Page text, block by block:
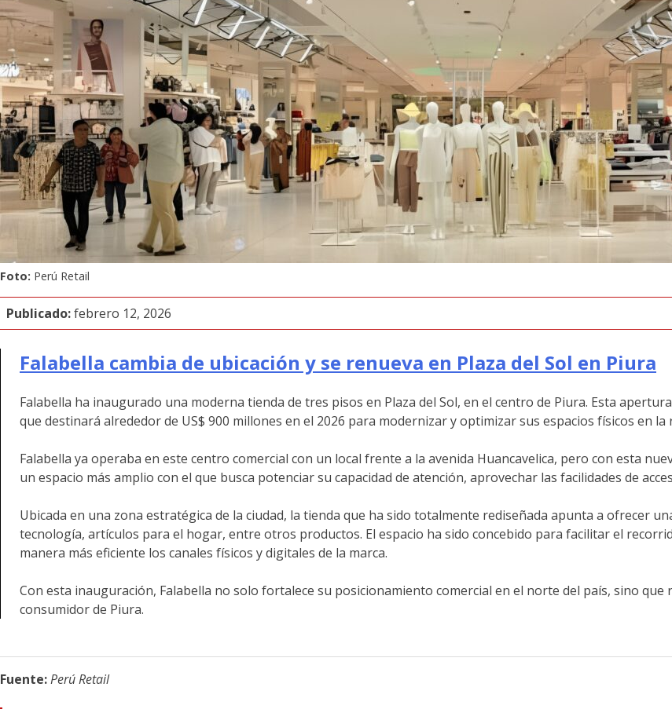
Foto: Perú Retail
Publicado:febrero 12, 2026
Falabella cambia de ubicación y se renueva en Plaza del Sol en Piura
Falabella ha inaugurado una moderna tienda de tres pisos en Plaza del Sol, en el centro de Piura. Esta
que destinará alrededor de US$ 900 millones en el 2026 para modernizar y optimizar sus espacios físicos en
Falabella ya operaba en este centro comercial con un local frente a la avenida Huancavelica, pero con esta
un espacio más amplio con el que busca potenciar su capacidad de atención, aprovechar las facilidades de
Ubicada en una zona estratégica de la ciudad, la tienda que ha sido totalmente rediseñada apunta a ofrecer
tecnología, artículos para el hogar, entre otros productos. El espacio ha sido concebido para facilitar el
manera más eficiente los canales físicos y digitales de la marca.
Con esta inauguración, Falabella no solo fortalece su posicionamiento comercial en el norte del país, sino que
consumidor de Piura.
Fuente:Perú Retail